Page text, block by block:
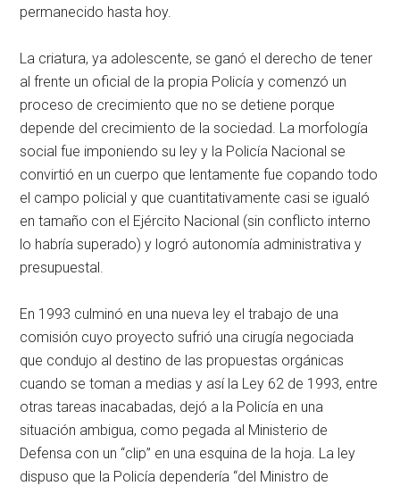
permanecido hasta hoy.
La criatura, ya adolescente, se ganó el derecho de tener
al frente un oficial de la propia Policía y comenzó un
proceso de crecimiento que no se detiene porque
depende del crecimiento de la sociedad. La morfología
social fue imponiendo su ley y la Policía Nacional se
convirtió en un cuerpo que lentamente fue copando todo
el campo policial y que cuantitativamente casi se igualó
en tamaño con el Ejército Nacional (sin conflicto interno
lo habría superado) y logró autonomía administrativa y
presupuestal.
En 1993 culminó en una nueva ley el trabajo de una
comisión cuyo proyecto sufrió una cirugía negociada
que condujo al destino de las propuestas orgánicas
cuando se toman a medias y así la Ley 62 de 1993, entre
otras tareas inacabadas, dejó a la Policía en una
situación ambigua, como pegada al Ministerio de
Defensa con un “clip” en una esquina de la hoja. La ley
dispuso que la Policía dependería “del Ministro de